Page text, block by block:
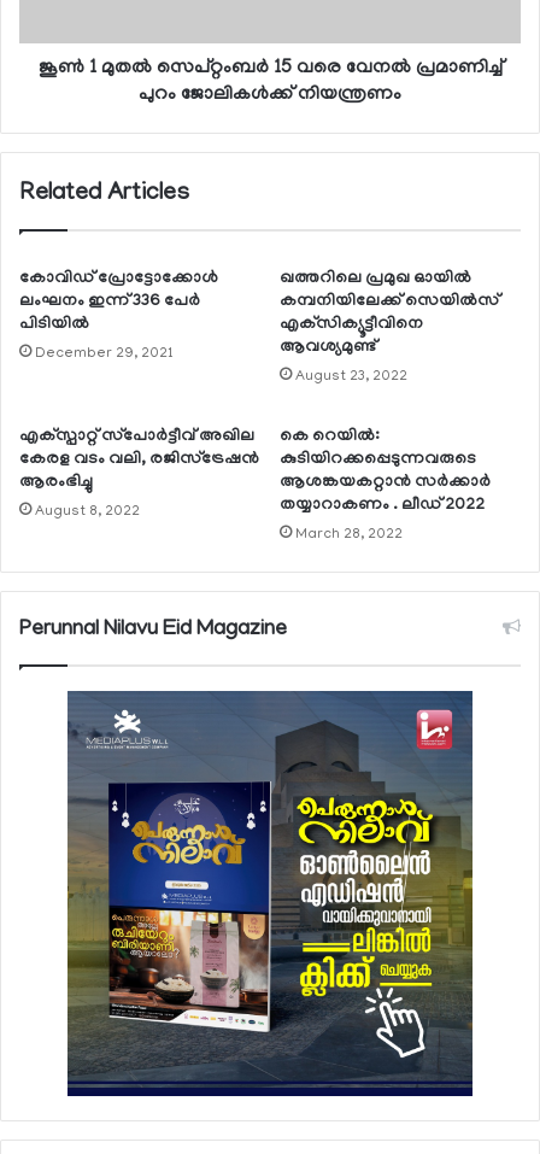
ജൂണ്‍ 1 മുതല്‍ സെപ്റ്റംബര്‍ 15 വരെ വേനല്‍ പ്രമാണിച്ച്
പുറം ജോലികള്‍ക്ക് നിയന്ത്രണം
Related Articles
കോവിഡ് പ്രോട്ടോക്കോള്‍
ലംഘനം ഇന്ന് 336 പേര്‍
പിടിയില്‍
December 29, 2021
ഖത്തറിലെ പ്രമുഖ ഓയില്‍
കമ്പനിയിലേക്ക് സെയില്‍സ്
എക്‌സിക്യൂട്ടീവിനെ
ആവശ്യമുണ്ട്
August 23, 2022
എക്‌സ്പാറ്റ് സ്‌പോര്‍ട്ടീവ് അഖില
കേരള വടം വലി, രജിസ്‌ട്രേഷന്‍
ആരംഭിച്ചു
August 8, 2022
കെ റെയില്‍:
കുടിയിറക്കപ്പെടുന്നവരുടെ
ആശങ്കയകറ്റാന്‍ സര്‍ക്കാര്‍
തയ്യാറാകണം . ലീഡ് 2022
March 28, 2022
Perunnal Nilavu Eid Magazine